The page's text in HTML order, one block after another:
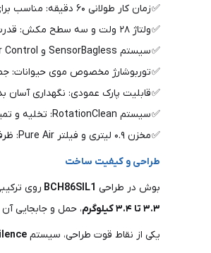
✅ زمان کار طولانی ۶۰ دقیقه: مناسب برای نظافت منازل متوسط تا بزرگ بدون نیاز به شارژ مجدد .
✅ ولتاژ ۲۸ ولت و سه سطح مکش: قدرت مکش بالاتر از بسیاری از رقبا و امکان تنظیم برای سطوح مختلف (Eco، Normal، Turbo) .
✅ سیستم SensorBagless و SmartSensor Control: هشدار LED برای زمان نیاز به تمیز کردن فیلتر، حفظ قدرت مکش و عملکرد بهینه .
✅ توربوشارژ مخصوص موی حیوانات:
✅ قابلیت پارک عمودی: نگهداری آسان
✅ سیستم RotationClean: تخلیه و تمیز کردن آسان مخزن گرد و غبار بدون تماس مستقیم با آلودگی .
✅ مخزن ۰.۹ لیتری و فیلتر Pure Air: ظرفیت مناسب و فیلتراسیون با کیفیت .
طراحی و کیفیت ساخت
بوش در طراحی BCH86SIL1 روی
۳.۳ تا ۳.۴ کیلوگرم
، حمل و جابجایی
یکی از نقاط قوت طراحی، سیستم